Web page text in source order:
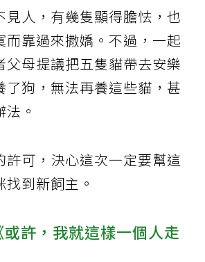
見人，有幾隻顯得膽怯，也
而靠過來撒嬌。不過，一起
父母提議把五隻貓帶去安樂
了狗，無法再養這些貓，甚
。
許可，決心這次一定要幫這
到新飼主。
許，我就這樣一個人走